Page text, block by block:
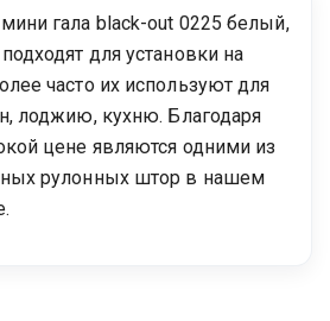
гала black-out 0225 белый,
для установки на
часто их используют для
лоджию, кухню. Благодаря
цене являются одними из
рулонных штор в нашем